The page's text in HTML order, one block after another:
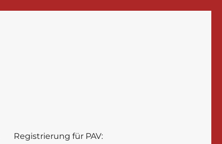
Registrierung für PAV: